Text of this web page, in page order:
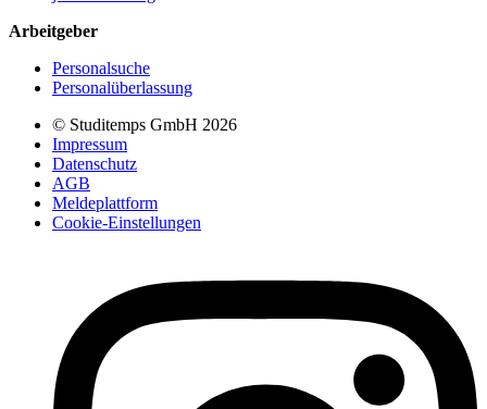
Arbeitgeber
Personalsuche
Personalüberlassung
© Studitemps GmbH 2026
Impressum
Datenschutz
AGB
Meldeplattform
Cookie-Einstellungen